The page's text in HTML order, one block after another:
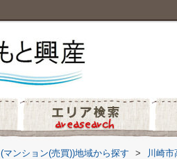
(マンション(売買))地域から探す > 川崎市